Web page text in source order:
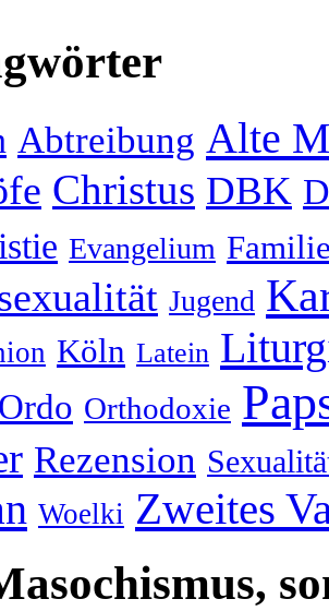
Abtreibung Alte
Christus DBK
Evangelium
Jugend
Köln Latein
Orthodoxie
Rezension
Woelki Zweites